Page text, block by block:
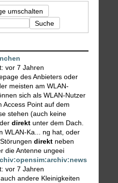
umschalten
Suche
vor 7 Jahren
des Anbieters oder
meisten am WLAN-
sich als WLAN-Nutzer
Access Point auf dem
stehen (auch keine
direkt unter dem Dach.
WLAN-Ka... ng hat, oder
direkt neben
die Antenne ungeei
vor 7 Jahren
andere Kleinigkeiten